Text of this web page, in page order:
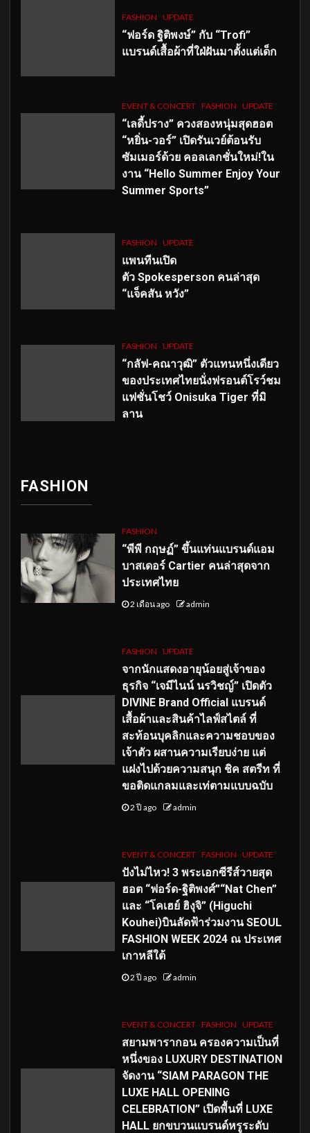
FASHION UPDATE
“ฟอร์ด ฐิติพงษ์” กับ “Trofi”
แบรนด์เสื้อผ้าที่ใฝ่ฝันมาตั้งแต่เด็ก
EVENT & CONCERT FASHION UPDATE
“เลดี้ปราง” ควงสองหนุ่มสุดฮอต
“หยิ่น-วอร์” เปิดรันเวย์ต้อนรับ
ซัมเมอร์ด้วย คอลเลกชั่นใหม่!ใน
งาน “Hello Summer Enjoy Your
Summer Sports”
FASHION UPDATE
แพนทีนเปิด
ตัว Spokesperson คนล่าสุด
“แจ็คสัน หวัง”
FASHION UPDATE
“กลัฟ-คณาวุฒิ” ตัวแทนหนึ่งเดียว
ของประเทศไทยนั่งฟรอนต์โรว์ชม
แฟชั่นโชว์ Onisuka Tiger ที่มิ
ลาน
FASHION
FASHION
“พีพี กฤษฏ์” ขึ้นแท่นแบรนด์แอม
บาสเดอร์ Cartier คนล่าสุดจาก
ประเทศไทย
2 เดือน ago admin
FASHION UPDATE
จากนักแสดงอายุน้อยสู่เจ้าของ
ธุรกิจ “เจมีไนน์ นรวิชญ์” เปิดตัว
DIVINE Brand Official แบรนด์
เสื้อผ้าและสินค้าไลฟ์สไตล์ ที่
สะท้อนบุคลิกและความชอบของ
เจ้าตัว ผสานความเรียบง่าย แต่
แฝงไปด้วยความสนุก ชิค สตรีท ที่
ขอติดแกลมและเท่ตามแบบฉบับ
2 ปี ago admin
EVENT & CONCERT FASHION UPDATE
ปังไม่ไหว! 3 พระเอกซีรีส์วายสุด
ฮอต “ฟอร์ด-ฐิติพงศ์”“Nat Chen”
และ “โคเฮย์ ฮิงุจิ” (Higuchi
Kouhei)บินลัดฟ้าร่วมงาน SEOUL
FASHION WEEK 2024 ณ ประเทศ
เกาหลีใต้
2 ปี ago admin
EVENT & CONCERT FASHION UPDATE
สยามพารากอน ครองความเป็นที่
หนึ่งของ LUXURY DESTINATION
จัดงาน “SIAM PARAGON THE
LUXE HALL OPENING
CELEBRATION” เปิดพื้นที่ LUXE
HALL ยกขบวนแบรนด์หรูระดับ